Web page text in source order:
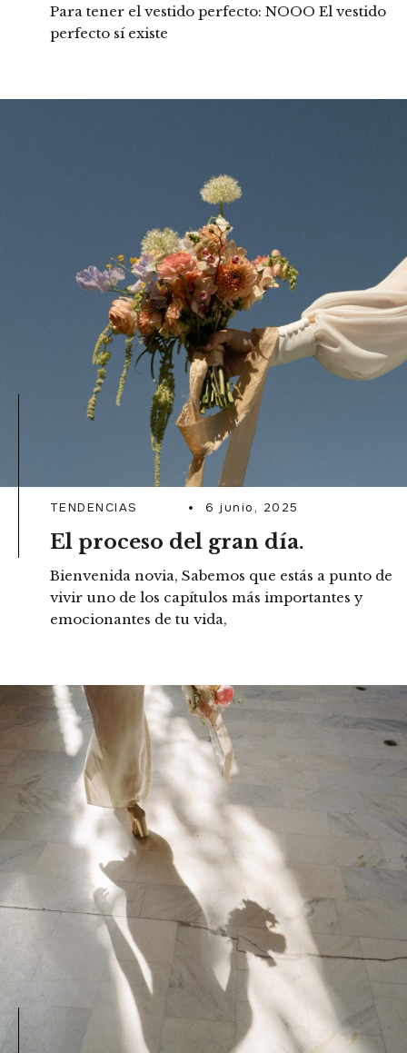
Para tener el vestido perfecto: NOOO El vestido
perfecto sí existe
READ MORE
TENDENCIAS 6 junio, 2025
El proceso del gran día.
Bienvenida novia, Sabemos que estás a punto de
vivir uno de los capítulos más importantes y
emocionantes de tu vida,
READ MORE